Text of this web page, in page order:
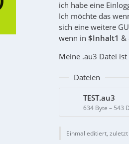
ich habe eine
Ich möchte das
sich eine weitere
wenn in $Inhalt1 &
Meine .au3 Datei
Dateien
TEST.au3
634 Byte – 543
Einmal editiert, zuletzt